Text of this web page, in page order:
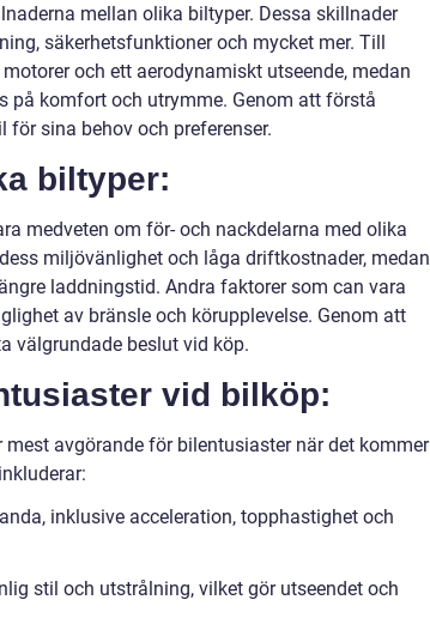
mellan olika biltyper. Dessa skillnader
säkerhetsfunktioner och mycket mer. Till
och ett aerodynamiskt utseende, medan
komfort och utrymme. Genom att förstå
sina behov och preferenser.
biltyper:
medveten om för- och nackdelarna med olika
miljövänlighet och låga driftkostnader, medan
laddningstid. Andra faktorer som can vara
av bränsle och körupplevelse. Genom att
välgrundade beslut vid köp.
vid bilköp:
avgörande för bilentusiaster när det kommer
inklusive acceleration, topphastighet och
stil och utstrålning, vilket gör utseendet och